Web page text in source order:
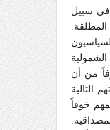
في سبيل
من أن
التالية
خوفاً